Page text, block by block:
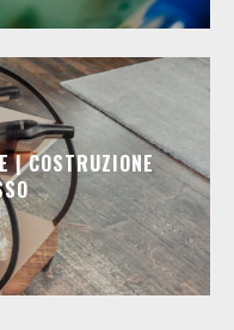
| COSTRUZIONE